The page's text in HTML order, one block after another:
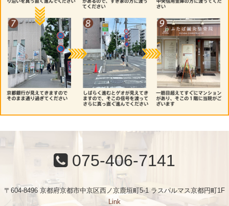
075-406-7141
〒604-8496 京都府京都市中京区西ノ京鹿垣町5-1 ラスパルマス京都円町1F
Link